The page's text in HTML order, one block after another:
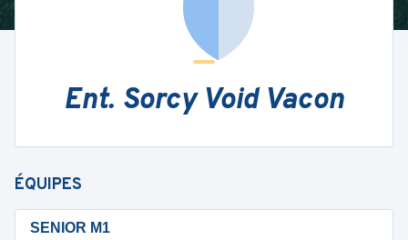
Ent. Sorcy Void Vacon
ÉQUIPES
SENIOR M1